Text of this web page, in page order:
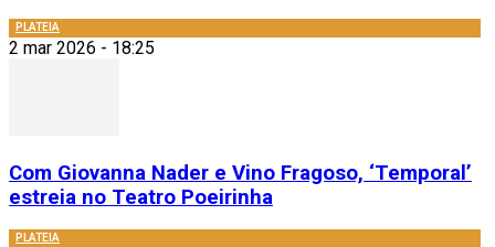
PLATEIA
2 mar 2026 - 18:25
Com Giovanna Nader e Vino Fragoso, ‘Temporal’
estreia no Teatro Poeirinha
PLATEIA